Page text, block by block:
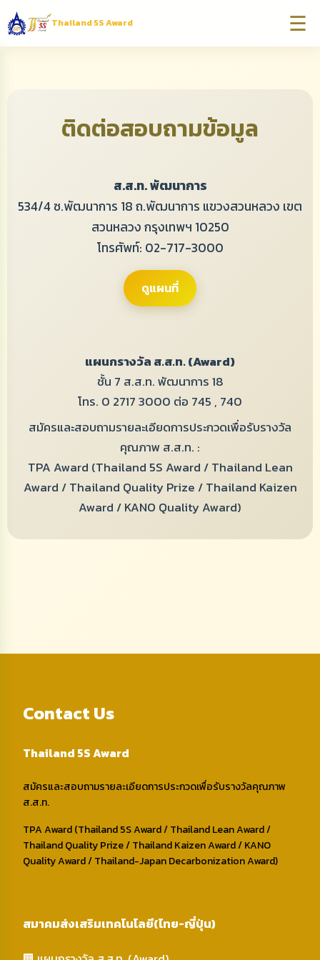
Thailand 5S Award ☰
ติดต่อสอบถามข้อมูล
ส.ส.ท. พัฒนาการ
534/4 ซ.พัฒนาการ 18 ถ.พัฒนาการ แขวงสวนหลวง เขต
สวนหลวง กรุงเทพฯ 10250
โทรศัพท์: 02-717-3000
ดูแผนที่
แผนกรางวัล ส.ส.ท. (Award)
ชั้น 7 ส.ส.ท. พัฒนาการ 18
โทร. 0 2717 3000 ต่อ 745 , 740
สมัครและสอบถามรายละเอียดการประกวดเพื่อรับรางวัล
คุณภาพ ส.ส.ท. :
TPA Award (Thailand 5S Award / Thailand Lean
Award / Thailand Quality Prize / Thailand Kaizen
Award / KANO Quality Award)
Contact Us
Thailand 5S Award
สมัครและสอบถามรายละเอียดการประกวดเพื่อรับรางวัลคุณภาพ
ส.ส.ท.
TPA Award (Thailand 5S Award / Thailand Lean Award /
Thailand Quality Prize / Thailand Kaizen Award / KANO
Quality Award / Thailand-Japan Decarbonization Award)
สมาคมส่งเสริมเทคโนโลยี(ไทย-ญี่ปุ่น)